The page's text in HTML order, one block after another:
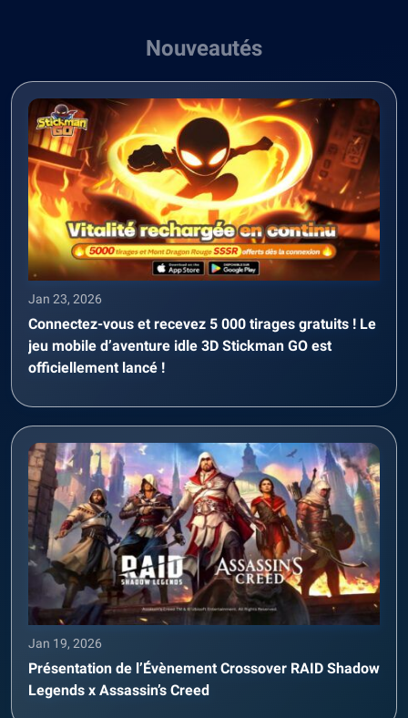
Nouveautés
Jan 23, 2026
Connectez-vous et recevez 5 000 tirages gratuits ! Le
jeu mobile d’aventure idle 3D Stickman GO est
officiellement lancé !
Jan 19, 2026
Présentation de l’Évènement Crossover RAID Shadow
Legends x Assassin’s Creed